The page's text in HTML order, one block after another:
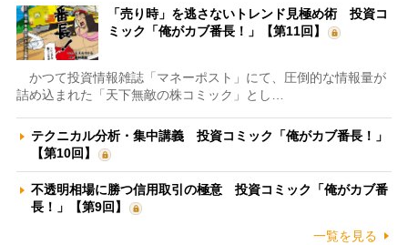
「売り時」を逃さないトレンド見極め術 投資コ
ミック「俺がカブ番長！」【第11回】
かつて投資情報雑誌「マネーポスト」にて、圧倒的な情報量が
詰め込まれた「天下無敵の株コミック」とし…
テクニカル分析・集中講義 投資コミック「俺がカブ番長！」
【第10回】
不透明相場に勝つ信用取引の極意 投資コミック「俺がカブ番
長！」【第9回】
一覧を見る